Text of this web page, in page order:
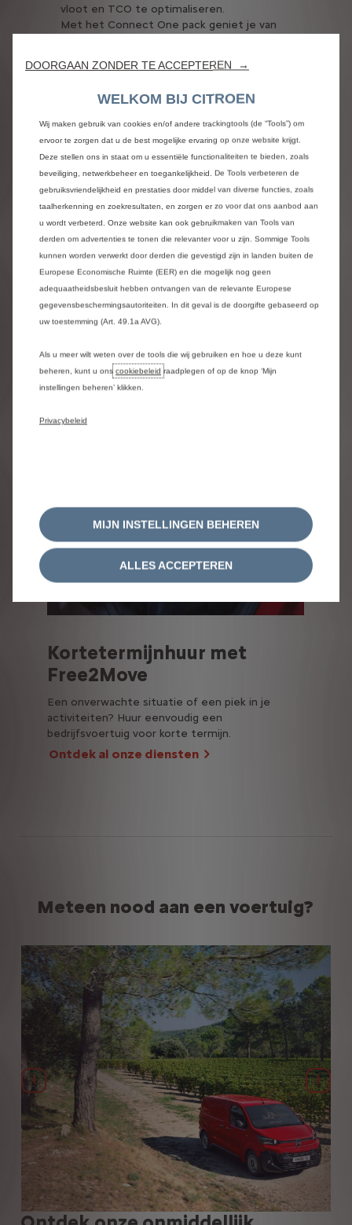
vloot en TCO te optimaliseren.
Met het Connect One pack geniet je van
onderhoudsoplossingen zoals preventief
Mobilisights Fleet Data pack voor een
helder overzicht van het gebruik van je
voertuigen.
Ontdek
Rent & Share: onze
Kortetermijnhuur met
Free2Move
Een onverwachte situatie of een piek in je
activiteiten? Huur eenvoudig een
bedrijfsvoertuig voor korte termijn.
Ontdek al onze diensten
Meteen nood aan een voertuig?
Vorige
DOORGAAN ZONDER TE ACCEPTEREN →
WELKOM BIJ CITROEN
Wij maken gebruik van cookies en/of andere trackingtools (de “Tools”) om
ervoor te zorgen dat u de best mogelijke ervaring op onze website krijgt.
Deze stellen ons in staat om u essentiële functionaliteiten te bieden, zoals
beveiliging, netwerkbeheer en toegankelijkheid. De Tools verbeteren de
gebruiksvriendelijkheid en prestaties door middel van diverse functies, zoals
taalherkenning en zoekresultaten, en zorgen er zo voor dat ons aanbod aan
u wordt verbeterd. Onze website kan ook gebruikmaken van Tools van
derden om advertenties te tonen die relevanter voor u zijn. Sommige Tools
kunnen worden verwerkt door derden die gevestigd zijn in landen buiten de
Europese Economische Ruimte (EER) en die mogelijk nog geen
adequaatheidsbesluit hebben ontvangen van de relevante Europese
gegevensbeschermingsautoriteiten. In dit geval is de doorgifte gebaseerd op
uw toestemming (Art. 49.1a AVG).
Als u meer wilt weten over de tools die wij gebruiken en hoe u deze kunt
beheren, kunt u ons cookiebeleid raadplegen of op de knop ‘Mijn
instellingen beheren’ klikken.
Privacybeleid
MIJN INSTELLINGEN BEHEREN
ALLES ACCEPTEREN